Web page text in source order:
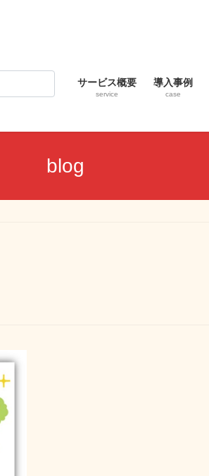
サービス概要
service
導入事例
case
blog